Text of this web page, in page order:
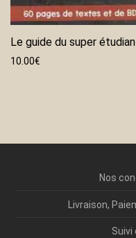
Le guide du super
10.00€
Nos
Livraison,
Suivi